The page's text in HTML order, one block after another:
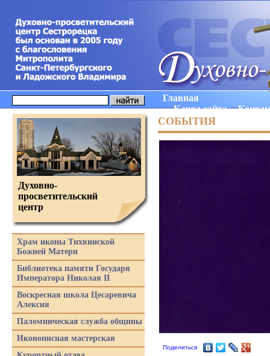
Главная
Карта сайта
СОБЫТИЯ
Поделиться
Духовно-
просветительский
центр
Храм иконы Тихвинской
Божией Матери
Библиотека памяти Государя
Императора Николая II
Воскресная школа Цесаревича
Алексия
Паломническая служба общины
Иконописная мастерская